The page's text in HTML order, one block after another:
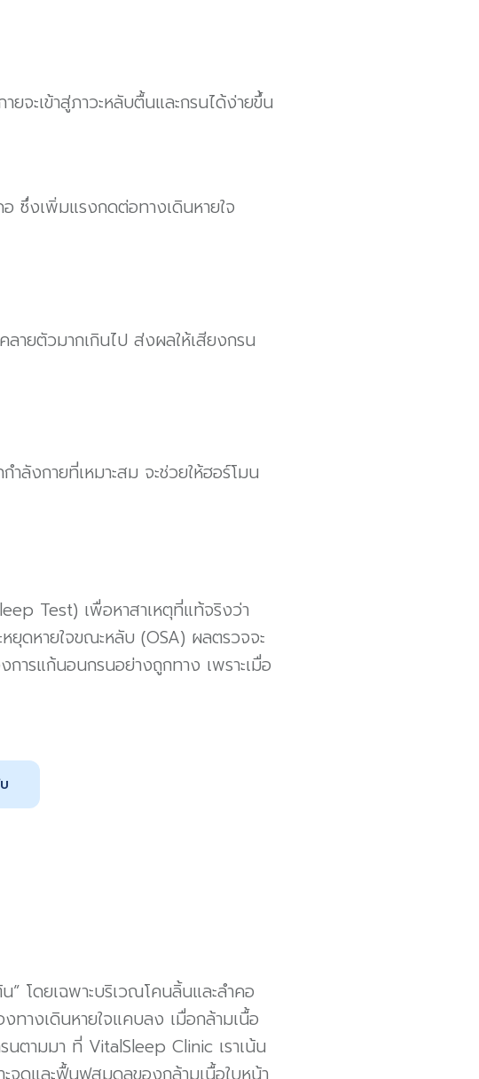
จะเข้าสู่ภาวะหลับตื้นและกรนได้ง่ายขึ้น
ซึ่งเพิ่มแรงกดต่อทางเดินหายใจ
ายตัวมากเกินไป ส่งผลให้เสียงกรน
ลังกายที่เหมาะสม จะช่วยให้ฮอร์โมน
Test) เพื่อหาสาเหตุที่แท้จริงว่า
ยุดหายใจขณะหลับ (OSA) ผลตรวจจะ
ารแก้นอนกรนอย่างถูกทาง เพราะเมื่อ
โดยเฉพาะบริเวณโคนลิ้นและลำคอ
างเดินหายใจแคบลง เมื่อกล้ามเนื้อ
นตามมา ที่ VitalSleep Clinic เราเน้น